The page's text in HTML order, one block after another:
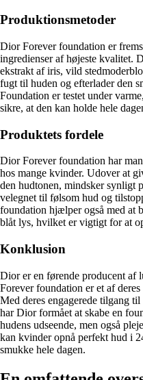
Produktionsmetoder
Dior Forever foundation er
ingredienser af højeste kvalitet.
ekstrakt af iris, vild
fugt til huden og efterlader den
Foundation er testet under
sikre, at den kan holde hele
Produktets fordele
Dior Forever foundation har
hos mange kvinder. Udover at
den hudtonen, mindsker synligt
velegnet til følsom hud og
foundation hjælper også med at
blåt lys, hvilket er vigtigt for at
Konklusion
Dior er en førende producent af
Forever foundation er et af
Med deres engagerede tilgang
har Dior formået at skabe en
hudens udseende, men også
kan kvinder opnå perfekt hud i
smukke hele dagen.